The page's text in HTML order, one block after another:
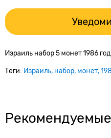
Израиль набор 5 монет 1986
Теги: Израиль набор монет